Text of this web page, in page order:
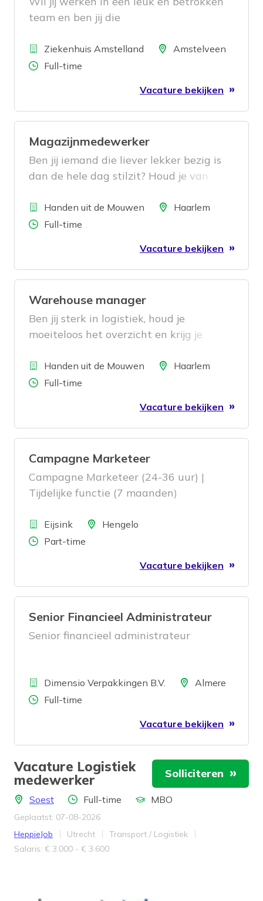
team en ben jij die
die
BedrijfZiekenhuis Amstelland LocatieAmstelveen
Aantal uren
Full-time
Vacature bekijken
Magazijnmedewerker
Ben jij iemand die liever lekker bezig is
dan de hele dag stilzit? Houd je van
vind je het belangrijk dat alles netjes en
op tijd de deur uitgaat? Dan zoeken wij
BedrijfHanden uit de Mouwen LocatieHaarlem
Aantal uren
Full-time
Vacature bekijken
Warehouse manager
Ben jij sterk in logistiek, houd je
moeiteloos het overzicht en krijg je
rolletjes loopt? Dan hebben wij een
mooie functie voor je.
BedrijfHanden uit de Mouwen LocatieHaarlem
Aantal uren
Full-time
Vacature bekijken
Campagne Marketeer
Campagne Marketeer (24-36 uur) |
Tijdelijke functie (7 maanden)
BedrijfEijsink LocatieHengelo
Aantal uren
Part-time
Vacature bekijken
Senior Financieel Administrateur
Senior financieel administrateur
BedrijfDimensio Verpakkingen B.V. LocatieAlmere
Aantal uren
Full-time
Vacature bekijken
Vacature Logistiek
medewerker Solliciteren
LocatieSoestAantal uren
Full-time Opleidingsniveau
MBO
Geplaatst: 07-08-2026
Bedrijf
HeppieJob Provincie
Utrecht Werkveld
Transport / Logistiek
Salaris
Salaris: € 3.000 - € 3.600